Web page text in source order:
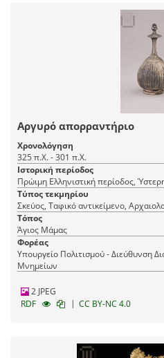
Αργυρό απορραντήριο
Χρονολόγηση
325 π.Χ. - 301 π.Χ.
Ιστορική περίοδος
Πρώιμη Ελληνιστική περίοδος,
Τύπος τεκμηρίου
Σκεύος, Ταφικό αντικείμενο,
Τόπος
Άγιος Μάμας
Φορέας
Υπουργείο Πολιτισμού - Διεύθυνση
Μνημείων
2 JPEG
RDF
| CC BY-NC 4.0